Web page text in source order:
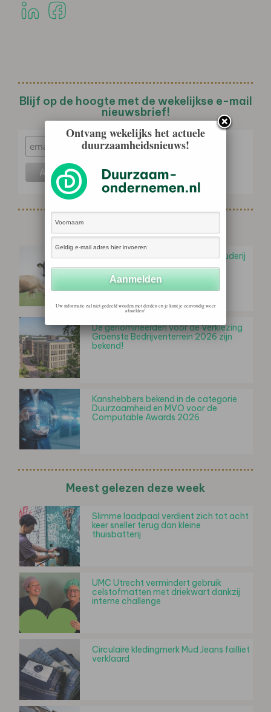
Blijf op de hoogte met de wekelijkse e-mail
nieuwsbrief!
Gerelateerd nieuws
Genomineerden Deltaplan Veehouderij
Awards 2026 bekend
De genomineerden voor de Verkiezing
Groenste Bedrijventerrein 2026 zijn
bekend!
Kanshebbers bekend in de categorie
Duur­zaam­heid en MVO voor de
Computable Awards 2026
Meest gelezen deze week
Slimme laadpaal verdient zich tot acht
keer sneller terug dan kleine
thuisbatterij
UMC Utrecht vermindert gebruik
celstofmatten met driekwart dankzij
interne challenge
Circulaire kledingmerk Mud Jeans failliet
verklaard
Ontvang wekelijks het actuele
duurzaamheidsnieuws!
Uw informatie zal niet gedeeld worden met derden en je kunt je eenvoudig weer
afmelden!